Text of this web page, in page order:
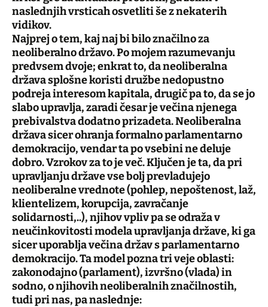
naslednjih vrsticah osvetliti še z nekaterih
vidikov.
Najprej o tem, kaj naj bi bilo značilno za
neoliberalno državo. Po mojem razumevanju
predvsem dvoje; enkrat to, da neoliberalna
država splošne koristi družbe nedopustno
podreja interesom kapitala, drugič pa to, da se jo
slabo upravlja, zaradi česar je večina njenega
prebivalstva dodatno prizadeta. Neoliberalna
država sicer ohranja formalno parlamentarno
demokracijo, vendar ta po vsebini ne deluje
dobro. Vzrokov za to je več. Ključen je ta, da pri
upravljanju države vse bolj prevladujejo
neoliberalne vrednote (pohlep, nepoštenost, laž,
klientelizem, korupcija, zavračanje
solidarnosti,..), njihov vpliv pa se odraža v
neučinkovitosti modela upravljanja države, ki ga
sicer uporablja večina držav s parlamentarno
demokracijo. Ta model pozna tri veje oblasti:
zakonodajno (parlament), izvršno (vlada) in
sodno, o njihovih neoliberalnih značilnostih,
tudi pri nas, pa naslednje: